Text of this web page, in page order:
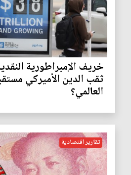
خريف الإمبراطورية
ثقب الدين الأميركي
العالمي؟
تقارير اقتصادية